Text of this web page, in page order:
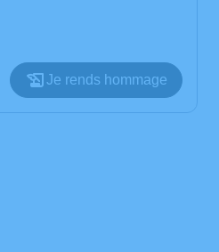
Je rends hommage